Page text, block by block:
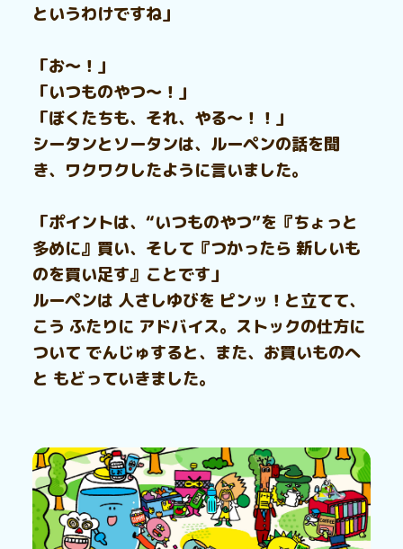
というわけですね」
「お～！」
「いつものやつ～！」
「ぼくたちも、それ、やる～！！」
シータンとソータンは、ルーペンの話を聞
き、ワクワクしたように言いました。
「ポイントは、“いつものやつ”を『ちょっと
多めに』買い、そして『つかったら 新しいも
のを買い足す』ことです」
ルーペンは 人さしゆびを ピンッ！と立てて、
こう ふたりに アドバイス。ストックの仕方に
ついて でんじゅすると、また、お買いものへ
と もどっていきました。